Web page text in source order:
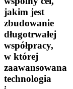
jakim jest
zbudowanie
długotrwałej
współpracy,
w której
zaawansowana
technologia